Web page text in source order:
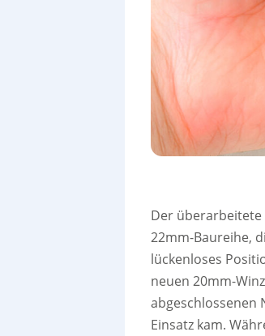
Der überarbeitete
22mm-Baureihe,
lückenloses
neuen 20mm-
abgeschlossenen
Einsatz kam.